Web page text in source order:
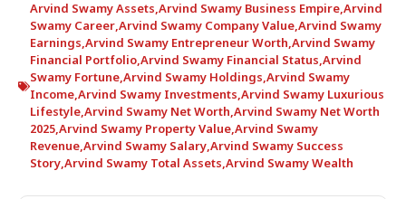
Arvind Swamy Assets,Arvind Swamy Business Empire,Arvind
Swamy Career,Arvind Swamy Company Value,Arvind Swamy
Earnings,Arvind Swamy Entrepreneur Worth,Arvind Swamy
Financial Portfolio,Arvind Swamy Financial Status,Arvind
Swamy Fortune,Arvind Swamy Holdings,Arvind Swamy
Income,Arvind Swamy Investments,Arvind Swamy Luxurious
Lifestyle,Arvind Swamy Net Worth,Arvind Swamy Net Worth
2025,Arvind Swamy Property Value,Arvind Swamy
Revenue,Arvind Swamy Salary,Arvind Swamy Success
Story,Arvind Swamy Total Assets,Arvind Swamy Wealth